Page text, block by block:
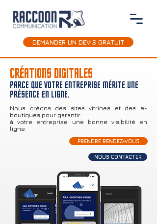
DEMANDER UN DEVIS GRATUIT
CRÉATIONS DIGITALES
PARCE QUE VOTRE ENTREPRISE MÉRITE UNE
PRÉSENCE EN LIGNE.
Nous créons des sites vitrines et des e-
boutiques pour garantir
à votre entreprise une bonne visibilité en
ligne.
PRENDRE RENDEZ-VOUS
NOUS CONTACTER